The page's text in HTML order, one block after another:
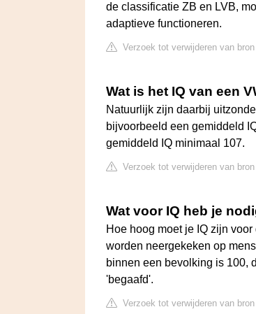
de classificatie ZB en LVB,
adaptieve functioneren.
Verzoek tot verwijderen van bron
Wat is het IQ van een
Natuurlijk zijn daarbij
bijvoorbeeld een gemiddeld
gemiddeld IQ minimaal 107.
Verzoek tot verwijderen van bron
Wat voor IQ heb je
Hoe hoog moet je IQ zijn
worden neergekeken op
binnen een bevolking is 100,
'begaafd'.
Verzoek tot verwijderen van bron